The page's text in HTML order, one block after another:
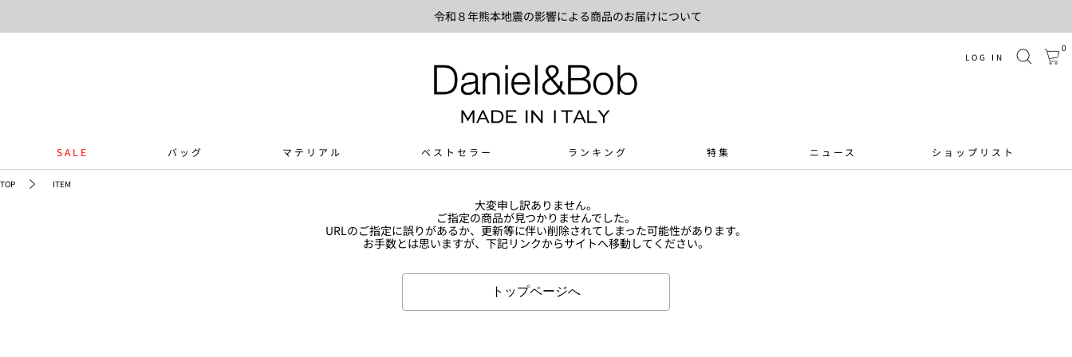
令和８年熊本地震の影響による商品のお届けについて
LOG IN
0
SALE バッグ マテリアル ベストセラー ランキング 特集 ニュース ショップリスト
TOP ITEM
大変申し訳ありません。
ご指定の商品が見つかりませんでした。
URLのご指定に誤りがあるか、更新等に伴い削除されてしまった可能性があります。
お手数とは思いますが、下記リンクからサイトへ移動してください。
トップページへ